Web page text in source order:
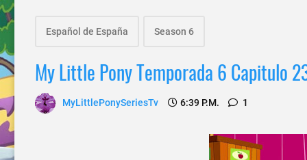
Español de España Season 6
My Little Pony Temporada 6 Capitulo
MyLittlePonySeriesTv 6:39 P.m. 1